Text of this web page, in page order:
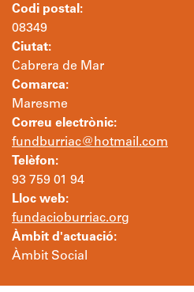
Codi postal:
08349
Ciutat:
Cabrera de Mar
Comarca:
Maresme
Correu electrònic:
fundburriac@hotmail.com
Telèfon:
93 759 01 94
Lloc web:
fundacioburriac.org
Àmbit d'actuació:
Àmbit Social